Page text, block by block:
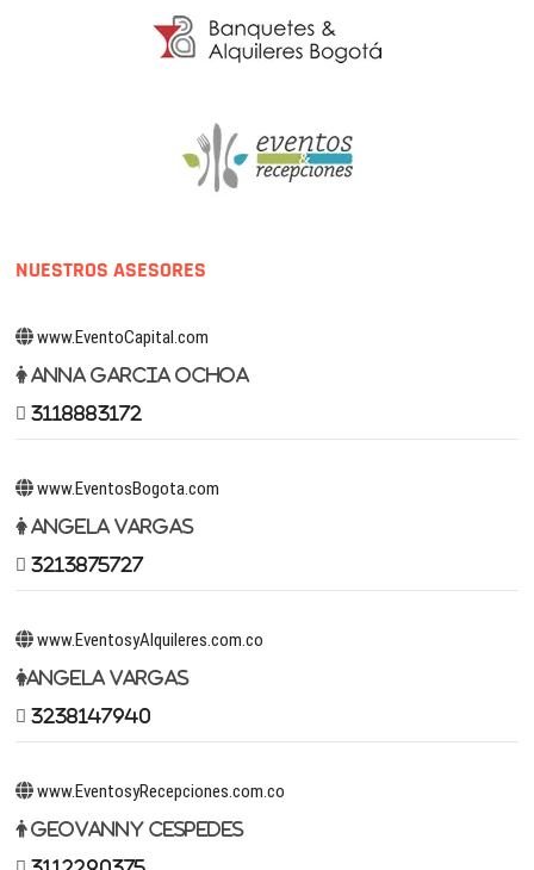
NUESTROS ASESORES
www.EventoCapital.com
Anna Garcia Ochoa
3118883172
www.EventosBogota.com
Angela Vargas
3213875727
www.EventosyAlquileres.com.co
Angela Vargas
3238147940
www.EventosyRecepciones.com.co
Geovanny Cespedes